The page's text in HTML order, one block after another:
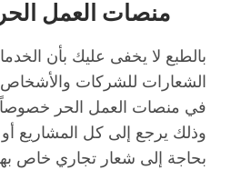
منصات العمل الحر
بالطبع لا يخفى عليك بأن
الشعارات للشركات
في منصات العمل الحر خصوصاً
وذلك يرجع إلى كل المشاريع أو
بحاجة إلى شعار تجاري خاص